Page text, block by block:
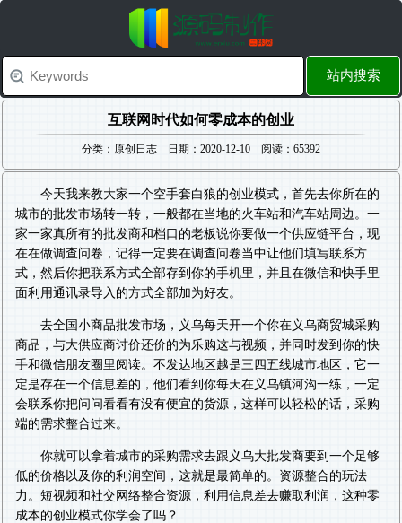
站内搜索
互联网时代如何零成本的创业
分类：原创日志 日期：2020-12-10 阅读：65392
今天我来教大家一个空手套白狼的创业模式，首先去你所在的
城市的批发市场转一转，一般都在当地的火车站和汽车站周边。一
家一家真所有的批发商和档口的老板说你要做一个供应链平台，现
在在做调查问卷，记得一定要在调查问卷当中让他们填写联系方
式，然后你把联系方式全部存到你的手机里，并且在微信和快手里
面利用通讯录导入的方式全部加为好友。
去全国小商品批发市场，义乌每天开一个你在义乌商贸城采购
商品，与大供应商讨价还价的为乐购这与视频，并同时发到你的快
手和微信朋友圈里阅读。不发达地区越是三四五线城市地区，它一
定是存在一个信息差的，他们看到你每天在义乌镇河沟一练，一定
会联系你把问问看看有没有便宜的货源，这样可以轻松的话，采购
端的需求整合过来。
你就可以拿着城市的采购需求去跟义乌大批发商要到一个足够
低的价格以及你的利润空间，这就是最简单的。资源整合的玩法
力。短视频和社交网络整合资源，利用信息差去赚取利润，这种零
成本的创业模式你学会了吗？